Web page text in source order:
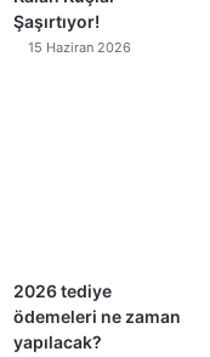
Şaşırtıyor!
15 Haziran 2026
2026 tediye
ödemeleri ne zaman
yapılacak?